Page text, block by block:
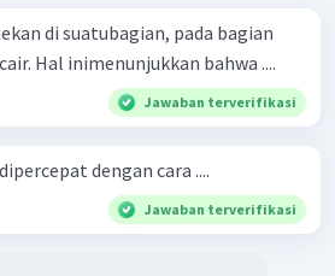
di suatubagian, pada bagian
Hal inimenunjukkan bahwa ....
Jawaban terverifikasi
dengan cara ....
Jawaban terverifikasi